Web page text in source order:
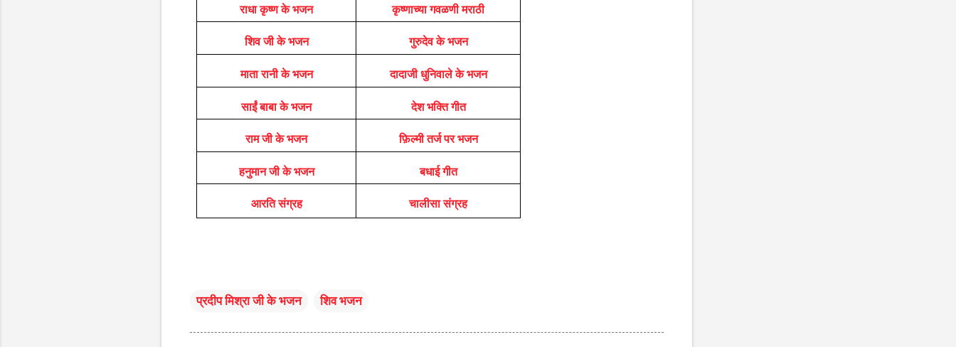
राधा कृष्ण के भजन कृष्णाच्या गवळणी मराठी
शिव जी के भजन गुरुदेव के भजन
माता रानी के भजन दादाजी धुनिवाले के भजन
साईं बाबा के भजन देश भक्ति गीत
राम जी के भजन फ़िल्मी तर्ज पर भजन
हनुमान जी के भजन बधाई गीत
आरति संग्रह चालीसा संग्रह
प्रदीप मिश्रा जी के भजन शिव भजन